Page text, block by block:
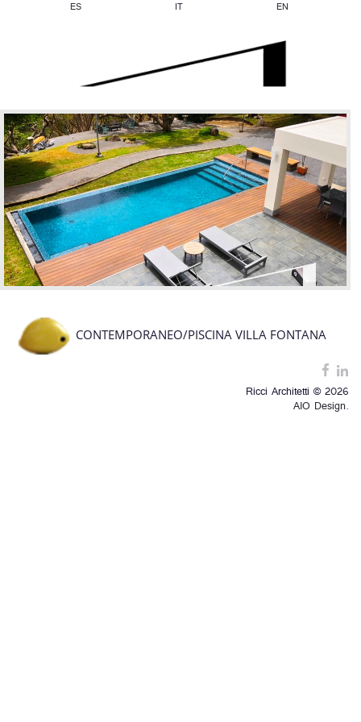
ES IT EN
CONTEMPORANEO/PISCINA VILLA FONTANA
Ricci Architetti © 2026
AIO Design.